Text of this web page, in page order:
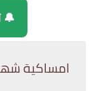
🔔
امساكية شهر